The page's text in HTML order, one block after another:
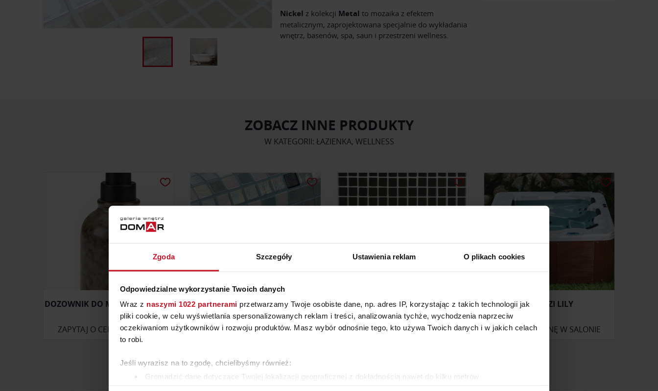
Zgoda Szczegóły Ustawienia reklam O plikach cookies
Odpowiedzialne wykorzystanie Twoich danych
Wraz z naszymi 1022 partnerami przetwarzamy Twoje osobiste dane, np. adres IP, korzystając z takich technologii jak
pliki cookie, w celu wyświetlania spersonalizowanych reklam i treści, analizowania tychże, wychodzenia naprzeciw
oczekiwaniom użytkowników i rozwoju produktów. Masz wybór odnośnie tego, kto używa Twoich danych i w jakich celach
to robi.
Jeśli wyrazisz na to zgodę, chcielibyśmy również:
Gromadzić dane dotyczące Twojej lokalizacji geograficznej z dokładnością nawet do kilku metrów
Nickel z kolekcji Metal to mozaika z efektem
metalicznym, zaprojektowana specjalnie do wykładania
wnętrz, basenów, spa, saun i przestrzeni wellness.
ZOBACZ INNE PRODUKTY
W KATEGORII: ŁAZIENKA, WELLNESS
DOZOWNIK DO MYDŁA GESUNDA
ZAPYTAJ O CENĘ W SALONIE
MOZAIKA CAIPIRINHA (COCKTAIL)
510,17 ZŁ/M²
MOZAIKA 2559-B (LISA)
237,56 ZŁ/M²
JACUZZI LILY
ZAPYTAJ O CENĘ W SALONIE
WIĘCEJ PRODUKTÓW Z TEJ KATEGORII